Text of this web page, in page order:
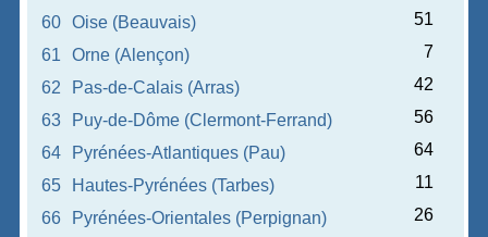
60
Oise (Beauvais)
51
61
Orne (Alençon)
7
62
Pas-de-Calais (Arras)
42
63
Puy-de-Dôme (Clermont-Ferrand)
56
64
Pyrénées-Atlantiques (Pau)
64
65
Hautes-Pyrénées (Tarbes)
11
66
Pyrénées-Orientales (Perpignan)
26